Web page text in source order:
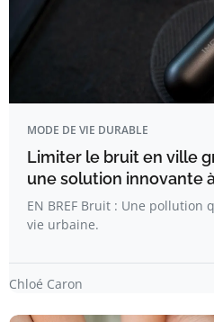
MODE DE VIE DURABLE
Limiter le bruit en ville
une solution innovante
EN BREF Bruit : Une
vie urbaine.
Chloé Caron